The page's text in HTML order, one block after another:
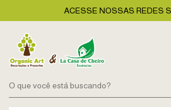
ACESSE NOSSAS REDES